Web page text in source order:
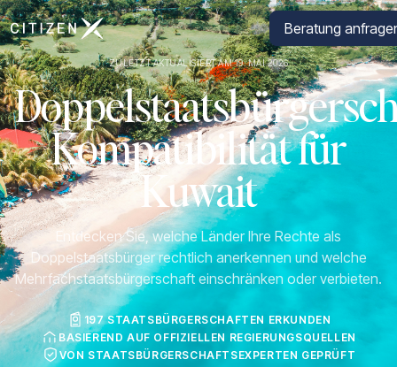
Zur Startseite von CitizenX Beratung
ZULETZT AKTUALISIERT AM 19. MAI 2026
Kompatibilität für
Kuwait
Entdecken Sie, welche Länder Ihre Rechte als
Doppelstaatsbürger rechtlich anerkennen und welche
Mehrfachstaatsbürgerschaft einschränken oder verbieten.
197 STAATSBÜRGERSCHAFTEN ERKUNDEN
BASIEREND AUF OFFIZIELLEN REGIERUNGSQUELLEN
VON STAATSBÜRGERSCHAFTSEXPERTEN GEPRÜFT